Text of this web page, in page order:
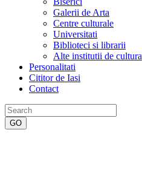
Galerii de Arta
Centre culturale
Universitati
Biblioteci si librarii
Alte institutii de cultura
Personalitati
Cititor de Iasi
Contact